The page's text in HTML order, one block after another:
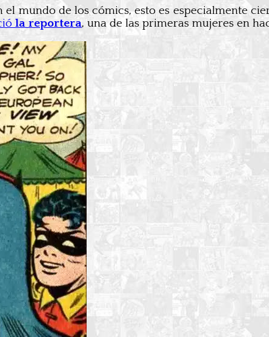
el mundo de los cómics, esto es especialmente
la reportera, una de las primeras mujeres en